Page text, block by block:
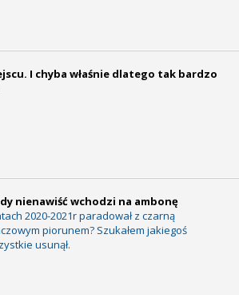
I chyba właśnie dlatego tak bardzo
nienawiść wchodzi na ambonę
2020-2021r paradował z czarną
piorunem? Szukałem jakiegoś
usunął.